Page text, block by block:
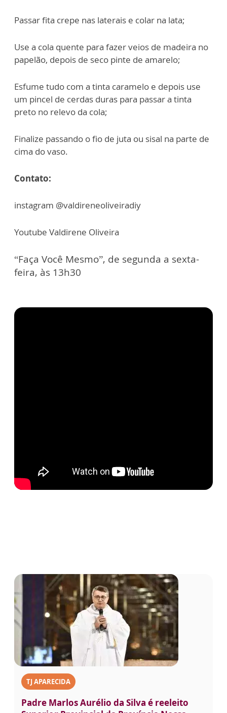
Passar fita crepe nas laterais e colar na lata;
Use a cola quente para fazer veios de madeira no
papelão, depois de seco pinte de amarelo;
Esfume tudo com a tinta caramelo e depois use
um pincel de cerdas duras para passar a tinta
preto no relevo da cola;
Finalize passando o fio de juta ou sisal na parte de
cima do vaso.
Contato:
instagram @valdireneoliveiradiy
Youtube Valdirene Oliveira
“Faça Você Mesmo”, de segunda a sexta-
feira, às 13h30
TJ APARECIDA
Padre Marlos Aurélio da Silva é reeleito